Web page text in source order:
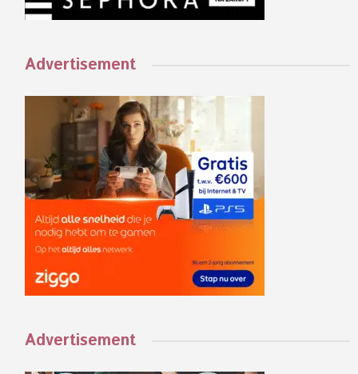
Advertisement
Advertisement